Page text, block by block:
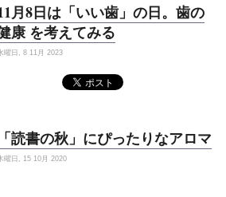
月8日は「いい歯」の日。歯の
康 を考えてみる
曜日, 8 11月 2023
「読書の秋」にぴったりなアロマ
曜日, 15 10月 2020